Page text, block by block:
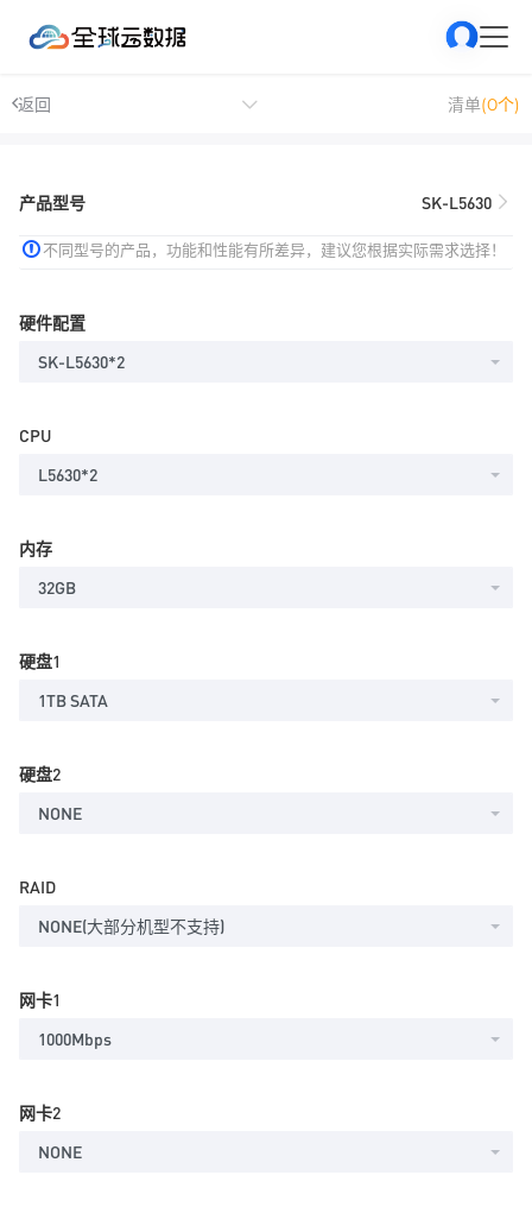
返回 清单(0个)
产品型号 SK-L5630
不同型号的产品，功能和性能有所差异，建议您根据实际需求选择！
硬件配置
SK-L5630*2
CPU
L5630*2
内存
32GB
硬盘1
1TB SATA
硬盘2
NONE
RAID
NONE(大部分机型不支持)
网卡1
1000Mbps
网卡2
NONE